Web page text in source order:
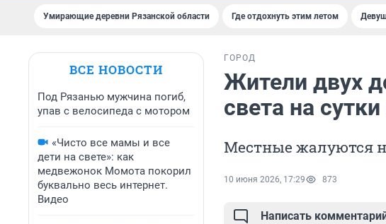
Умирающие деревни Рязанской области Где отдохнуть этим летом
ВСЕ НОВОСТИ
Под Рязанью мужчина погиб,
упав с велосипеда с мотором
«Чисто все мамы и все
дети на свете»: как
медвежонок Момота покорил
буквально весь интернет.
Видео
ГОРОД
Жители двух
света на
Местные жалуются
10 июня 2026, 17:29 873
Написать